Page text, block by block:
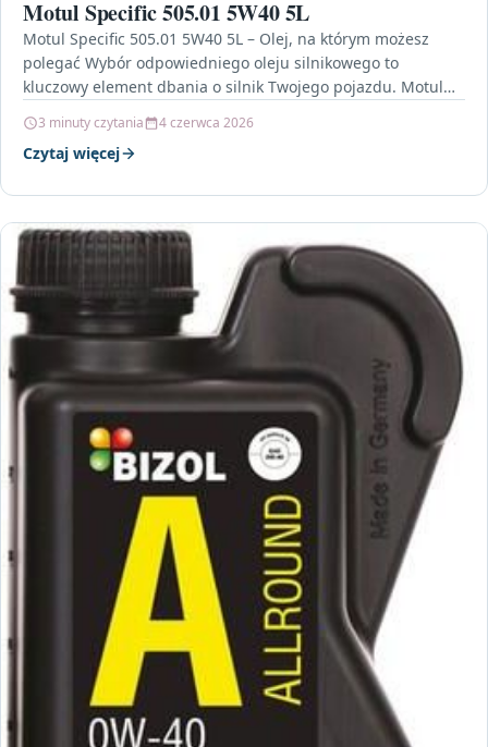
Motul Specific 505.01 5W40 5L
Motul Specific 505.01 5W40 5L – Olej, na którym możesz
polegać Wybór odpowiedniego oleju silnikowego to
kluczowy element dbania o silnik Twojego pojazdu. Motul…
3 minuty czytania 4 czerwca 2026
Czytaj więcej